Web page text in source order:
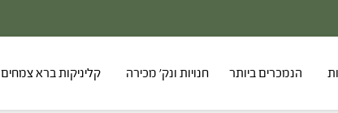
הנמכרים ביותר חנויות ונק' מכירה קליניקות ברא צמחים